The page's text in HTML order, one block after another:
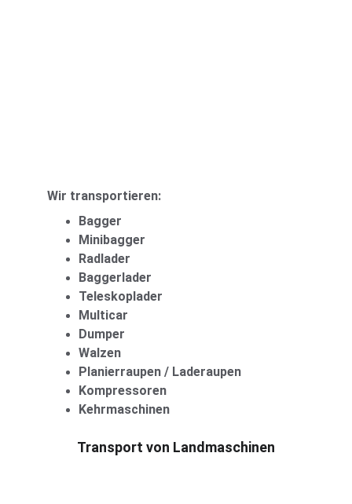
Wir transportieren:
Bagger
Minibagger
Radlader
Baggerlader
Teleskoplader
Multicar
Dumper
Walzen
Planierraupen / Laderaupen
Kompressoren
Kehrmaschinen
Transport von Landmaschinen